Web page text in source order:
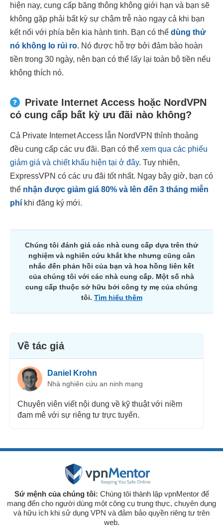
hiện nay, cung cấp băng thông không giới hạn và bạn sẽ
không gặp phải bất kỳ sự chậm trễ nào ngay cả khi bạn
kết nối với phía bên kia hành tinh. Bạn có thể dùng thử
nó không lo rủi ro. Nó được hỗ trợ bởi đảm bảo hoàn
tiền trong 30 ngày, nên bạn có thể lấy lại toàn bộ tiền nếu
không thích nó.
Private Internet Access hoặc NordVPN
có cung cấp bất kỳ ưu đãi nào không?
Cả Private Internet Access lẫn NordVPN thỉnh thoảng
đều cung cấp các ưu đãi. Bạn có thể xem qua các phiếu
giảm giá và chiết khấu hiện tại ở đây. Tuy nhiên,
ExpressVPN có các ưu đãi tốt nhất. Ngay bây giờ, bạn có
thể nhận được giảm giá 80% và lên đến 3 tháng miễn
phí khi đăng ký mới.
Chúng tôi đánh giá các nhà cung cấp dựa trên thử
nghiệm và nghiên cứu khắt khe nhưng cũng cân
nhắc đến phản hồi của bạn và hoa hồng liên kết
của chúng tôi với các nhà cung cấp. Một số nhà
cung cấp thuộc sở hữu bởi công ty mẹ của chúng
tôi. Tìm hiểu thêm
Về tác giả
Daniel Krohn
Nhà nghiên cứu an ninh mạng
Chuyên viên viết nội dung về kỹ thuật với niềm
đam mê với sự riêng tư trực tuyến.
Sứ mệnh của chúng tôi: Chúng tôi thành lập vpnMentor để
mang đến cho người dùng một công cụ trung thực, chuyên dụng
và hữu ích khi sử dụng VPN và đảm bảo quyền riêng tư trên
web.